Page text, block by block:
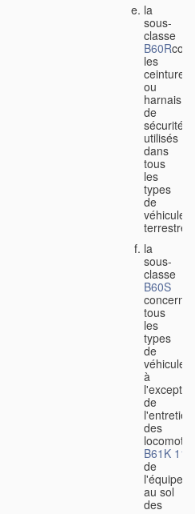
la
sous-
classe
B60R
les
ceintures
ou
harnais
de
sécurité
utilisés
dans
tous
les
types
de
véhicules
terrestres;
la
sous-
classe
B60S
concerne
tous
les
types
de
véhicules,
à
de
l'entretien
des
B61K 11/
de
au sol
des